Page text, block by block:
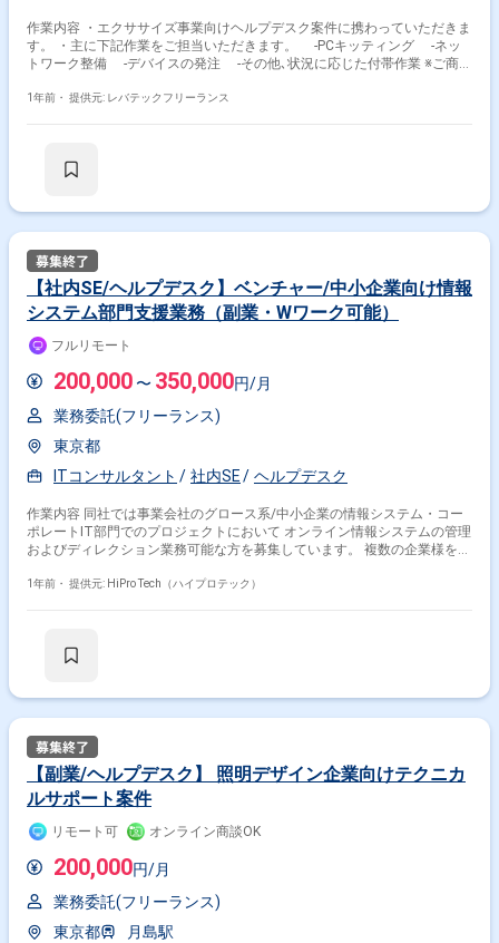
作業内容 ・エクササイズ事業向けヘルプデスク案件に携わっていただきま
す。 ・主に下記作業をご担当いただきます。 -PCキッティング -ネッ
トワーク整備 -デバイスの発注 -その他､状況に応じた付帯作業 ※ご商談
1年前・ 提供元: レバテックフリーランス
【社内SE/ヘルプデスク】ベンチャー/中小企業向け情報
システム部門支援業務（副業・Wワーク可能）
フルリモート
200,000 〜 350,000円/月
業務委託(フリーランス)
東京都
ITコンサルタント
社内SE ヘルプデスク
作業内容 同社では事業会社のグロース系/中小企業の情報システム・コー
ポレートIT部門でのプロジェクトにおいて オンライン情報システムの管理
およびディレクション業務可能な方を募集しています。 複数の企業様をご
持つ情報システム業務をご対応いただきます（以下一例） ・ヘルプデスク
等をお任せします。 ※実際の業務内容はご自身のご経験や引き合い状況い
しく人材を募集いたします。
1年前・ 提供元: HiPro Tech（ハイプロテック）
【副業/ヘルプデスク】 照明デザイン企業向けテクニカ
ルサポート案件
リモート可 オンライン商談OK
200,000円/月
業務委託(フリーランス)
東京都
月島駅